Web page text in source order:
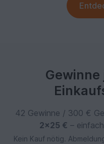
42 Gewinne / 300 €
2×25 € –
Kein Kauf nötig.